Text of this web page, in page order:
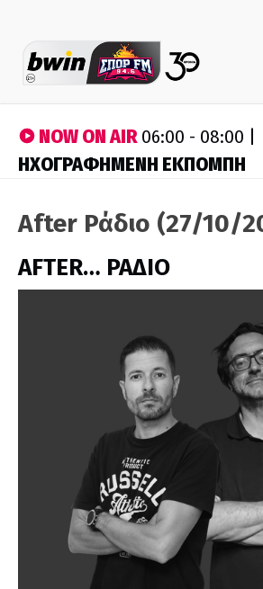
NOW ON AIR06:00 - 08:00 |
ΗΧΟΓΡΑΦΗΜΕΝΗ ΕΚΠΟΜΠΗ
After Ράδιο (27/10/
AFTER… ΡΑΔΙΟ